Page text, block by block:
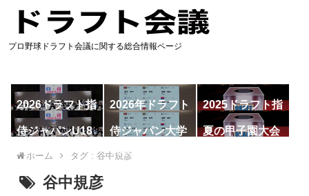
プロ野球ドラフト会議に関する総合情報ページ
2026ドラフト指
名予想
2026年ドラフト
候補
2025ドラフト指
名一覧
侍ジャパンU18
代表
侍ジャパン大学
代表
夏の甲子園大会
ホーム タグ : 谷中規彦
谷中規彦